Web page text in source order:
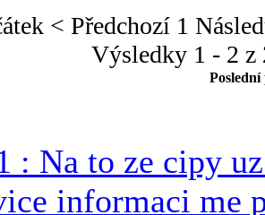
< Předchozí 1
Výsledky 1 - 2 z
: Na to ze cipy
informaci me